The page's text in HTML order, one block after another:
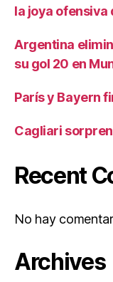
la joya ofensiva
Argentina
su gol 20 en
París y Bayern
Cagliari
Recent
No hay
Archives